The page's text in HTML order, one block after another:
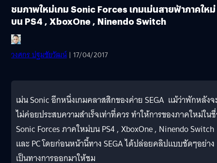
ชมภาพใหม่เกม Sonic Forces เกมเม่นสายฟ้าภาคใหม่
บน PS4 , XboxOne , Ninendo Switch
วงศกร ปฐมชัยวัฒน์ | 17/04/2017
เม่น Sonic อีกหนึ่งเกมคลาสสิกของค่าย SEGA แม้ว่าพักหลังจ
ไม่ค่อยประสบความสำเร็จเท่าที่ควร ทำให้การของภาคใหม่ใน
Sonic Forces ภาคใหม่บน PS4 , XboxOne , Ninendo Switch
และ PC โดยก่อนหน้านี้ทาง SEGA ได้ปล่อยคลิปแบบชัดๆอย่าง
เป็นทางการออกมาให้ชม